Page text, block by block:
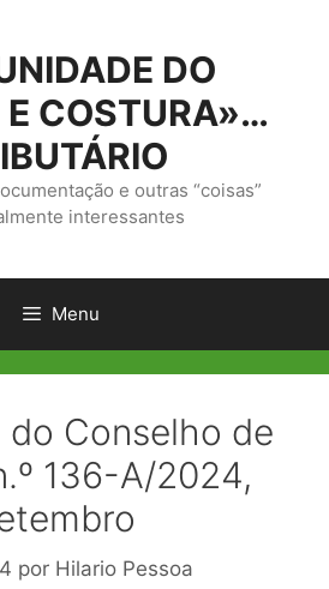
DO
E COSTURA»…
e outras “coisas”
interessantes
Menu
do Conselho de
136-A/2024,
por Hilario Pessoa